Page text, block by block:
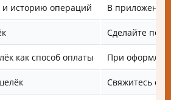
и историю операций В приложении
Сделайте
как способ оплаты При
Свяжитесь с